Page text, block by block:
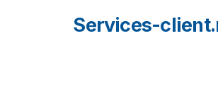
Services-